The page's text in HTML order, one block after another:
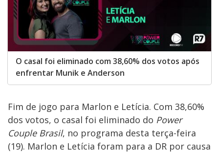
O casal foi eliminado com 38,60% dos votos após
enfrentar Munik e Anderson
Fim de jogo para Marlon e Letícia. Com 38,60%
dos votos, o casal foi eliminado do Power
Couple Brasil, no programa desta terça-feira
(19). Marlon e Letícia foram para a DR por causa